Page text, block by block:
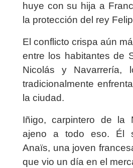
huye con su hija a
la protección del rey
El conflicto crispa aún
entre los habitantes de
Nicolás y Navarrería,
tradicionalmente
la ciudad.
Iñigo, carpintero de la
ajeno a todo eso. Él
Anaïs, una joven
que vio un día en el